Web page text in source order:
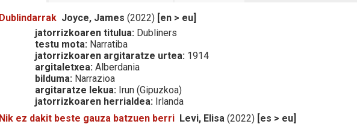
Dublindarrak Joyce, James (2022) [en > eu]
jatorrizkoaren titulua: Dubliners
testu mota: Narratiba
jatorrizkoaren argitaratze urtea: 1914
argitaletxea: Alberdania
bilduma: Narrazioa
argitaratze lekua: Irun (Gipuzkoa)
jatorrizkoaren herrialdea: Irlanda
Nik ez dakit beste gauza batzuen berri Levi, Elisa (2022) [es > eu]